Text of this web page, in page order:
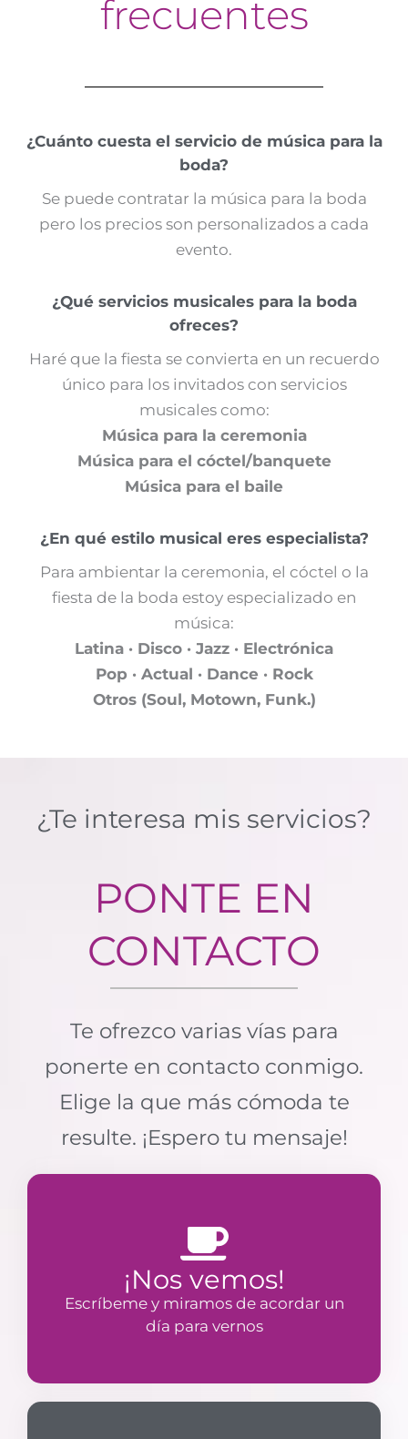
frecuentes
¿Cuánto cuesta el servicio de música para la
boda?
Se puede contratar la música para la boda
pero los precios son personalizados a cada
evento.
¿Qué servicios musicales para la boda
ofreces?
Haré que la fiesta se convierta en un recuerdo
único para los invitados con servicios
musicales como:
Música para la ceremonia
Música para el cóctel/banquete
Música para el baile
¿En qué estilo musical eres especialista?
Para ambientar la ceremonia, el cóctel o la
fiesta de la boda estoy especializado en
música:
Latina · Disco · Jazz · Electrónica
Pop · Actual · Dance · Rock
Otros (Soul, Motown, Funk.)
¿Te interesa mis servicios?
PONTE EN
CONTACTO
Te ofrezco varias vías para
ponerte en contacto conmigo.
Elige la que más cómoda te
resulte. ¡Espero tu mensaje!
¡Nos vemos!
Escríbeme y miramos de acordar un
día para vernos